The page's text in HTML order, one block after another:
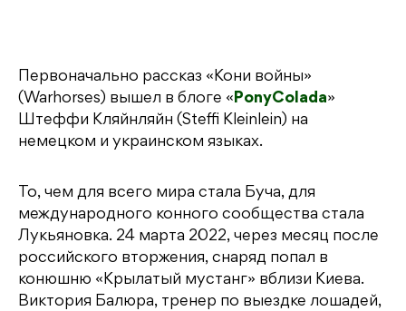
Первоначально рассказ «Кони войны»
(Warhorses) вышел в блоге «PonyColada»
Штеффи Кляйнляйн (Steffi Kleinlein) на
немецком и украинском языках.
То, чем для всего мира стала Буча, для
международного конного сообщества стала
Лукьяновка. 24 марта 2022, через месяц после
российского вторжения, снаряд попал в
конюшню «Крылатый мустанг» вблизи Киева.
Виктория Балюра, тренер по выездке лошадей,